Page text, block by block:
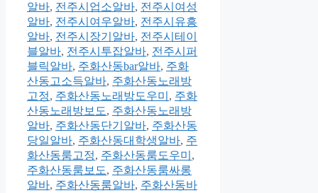
알바, 전주시업소알바, 전주시여성
알바, 전주시여우알바, 전주시유흥
알바, 전주시장기알바, 전주시테이
블알바, 전주시투잡알바, 전주시퍼
블릭알바, 주화산동bar알바, 주화
산동고소득알바, 주화산동노래방
고정, 주화산동노래방도우미 , 주화
산동노래방보도, 주화산동노래방
알바, 주화산동단기알바, 주화산동
당일알바, 주화산동대학생알바, 주
화산동룸고정, 주화산동룸도우미 ,
주화산동룸보도, 주화산동룸싸롱
알바, 주화산동룸알바, 주화산동바